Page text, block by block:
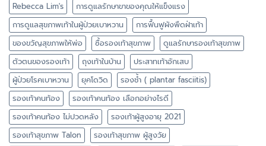
Rebecca Lim's
การดูแลรักษาขาของคุณให้แข็งแรง
การดูแลสุขภาพเท้าในผู้ป่วยเบาหวาน
การฟื้นฟูผังพืดฝ่าเท้า
ของขวัญสุขภาพให้พ่อ
ซื้อรองเท้าสุขภาพ
ดูแลรักษารองเท้าสุขภาพ
ตัวตนของรองเท้า
ถุงเท้าในบ้าน
ประสาทเท้าอักเสบ
ผู้ป่วยโรคเบาหวาน
ยุคโดวิด
รองช้ำ ( plantar fasciitis)
รองเท้าคนท้อง
รองเท้าคนท้อง เลือกอย่างไรดี
รองเท้าคนท้อง ไม่ปวดหลัง
รองเท้าผู้สูงอายุ 2021
รองเท้าสุขภาพ Talon
รองเท้าสุขภาพ ผู้สูงวัย